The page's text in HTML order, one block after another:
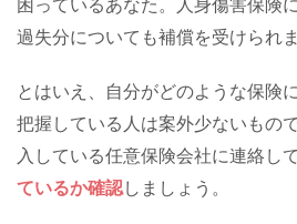
困っているあなた。人身傷害保険
過失分についても補償を受けられま
とはいえ、自分がどのような保険
把握している人は案外少ないもの
入している任意保険会社に連絡して
ているか確認しましょう。